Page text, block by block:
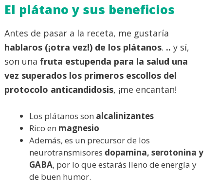
El plátano y sus beneficios
Antes de pasar a la receta, me gustaría
hablaros (¡otra vez!) de los plátanos. .. y sí,
son una fruta estupenda para la salud una
vez superados los primeros escollos del
protocolo anticandidosis, ¡me encantan!
Los plátanos son alcalinizantes
Rico en magnesio
Además, es un precursor de los
neurotransmisores dopamina, serotonina y
GABA, por lo que estarás lleno de energía y
de buen humor.